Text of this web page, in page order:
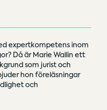
expertkompetens inom
Då är Marie Wallin ett
som jurist och
hon föreläsningar
och